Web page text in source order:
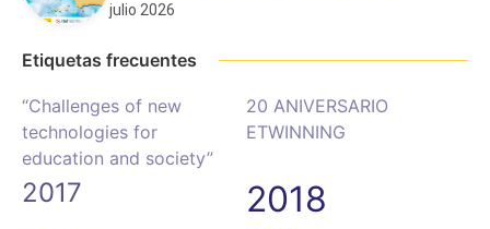
julio 2026
Etiquetas frecuentes
“Challenges of new
technologies for
education and society”
20 ANIVERSARIO
ETWINNING
2017
2018